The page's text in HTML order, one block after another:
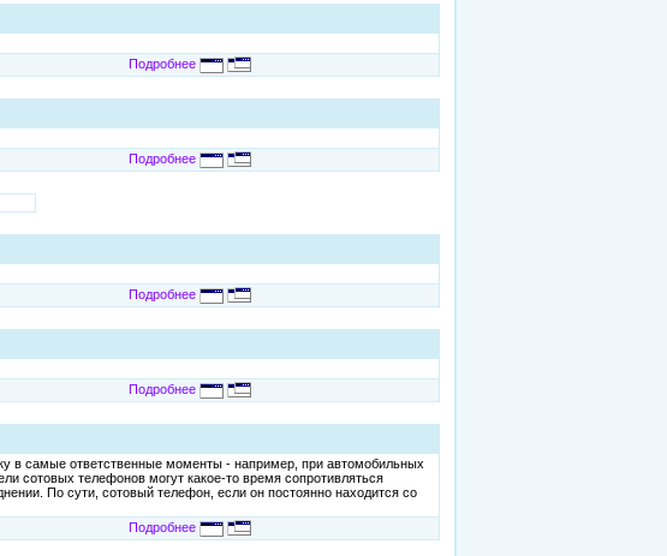
Подробнее
Подробнее
Подробнее
Подробнее
в самые ответственные моменты - например, при автомобильных
сотовых телефонов могут какое-то время сопротивляться
По сути, сотовый телефон, если он постоянно находится со
Подробнее